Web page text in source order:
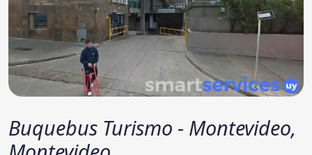
Buquebus Turismo - Montevideo,